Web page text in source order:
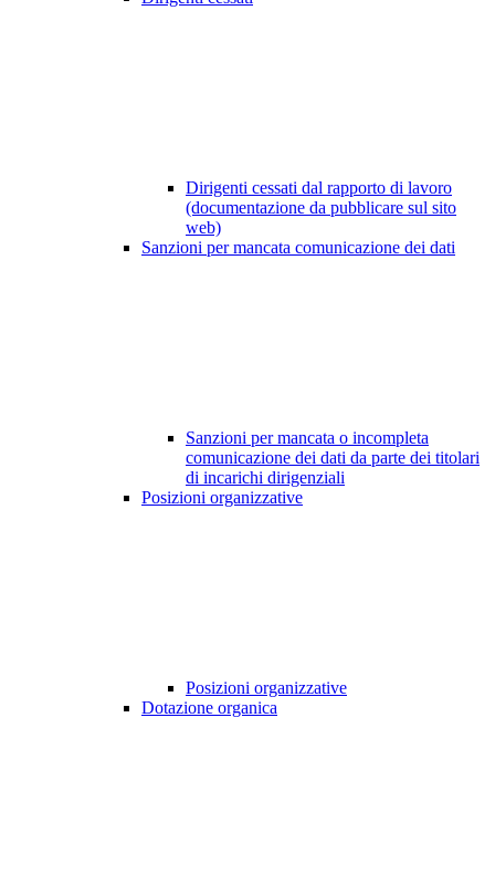
Dirigenti cessati dal rapporto di lavoro
(documentazione da pubblicare sul sito
web)
Sanzioni per mancata comunicazione dei dati
Sanzioni per mancata o incompleta
comunicazione dei dati da parte dei titolari
di incarichi dirigenziali
Posizioni organizzative
Posizioni organizzative
Dotazione organica